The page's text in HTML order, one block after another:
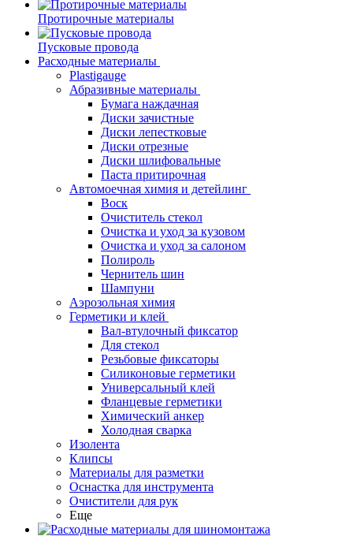
Протирочные материалы
Пусковые провода
Расходные материалы
Plastigauge
Абразивные материалы
Бумага наждачная
Диски зачистные
Диски лепестковые
Диски отрезные
Диски шлифовальные
Паста притирочная
Автомоечная химия и детейлинг
Воск
Очиститель стекол
Очистка и уход за кузовом
Очистка и уход за салоном
Полироль
Чернитель шин
Шампуни
Аэрозольная химия
Герметики и клей
Вал-втулочный фиксатор
Для стекол
Резьбовые фиксаторы
Силиконовые герметики
Универсальный клей
Фланцевые герметики
Химический анкер
Холодная сварка
Изолента
Клипсы
Материалы для разметки
Оснастка для инструмента
Очистители для рук
Еще